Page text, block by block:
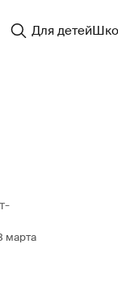
Для детей
марта